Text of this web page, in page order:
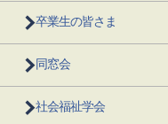
卒業生の皆さま
同窓会
社会福祉学会